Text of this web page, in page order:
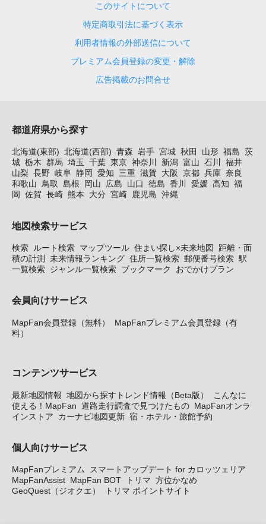
このサイトについて
特定商取引法に基づく表示
利用者情報の外部送信について
プレミアム会員登録の変更・解除
広告掲載のお問合せ
都道府県から探す
北海道(東部) 北海道(西部) 青森 岩手 宮城 秋田 山形 福島 茨
城 栃木 群馬 埼玉 千葉 東京 神奈川 新潟 富山 石川
福井
山梨 長野 岐阜 静岡 愛知 三重 滋賀 大阪 京都 兵庫 奈良
和歌山 鳥取 島根 岡山 広島 山口 徳島 香川 愛媛 高知 福
岡
佐賀 長崎 熊本 大分 宮崎 鹿児島 沖縄
地図検索サービス
検索 ルート検索 マップツール 住まい探し×未来地図
距離・面
積の計測
未来情報ランキング 住所一覧検索 郵便番号検索 駅
一覧検索 ジャンル一覧検索 ブックマーク おでかけプラン
会員向けサービス
MapFan会員登録（無料）
MapFanプレミアム会員登録（有
料）
コンテンツサービス
最新地図情報 地図から探すトレンド情報（Beta版）
こんなに
使える！MapFan 道路走行調査で見つけたもの MapFanオンラ
インストア
カーナビ地図更新 宿・ホテル・旅館予約
個人向けサービス
MapFanプレミアム
スマートアップデート for カロッツェリア
MapFanAssist MapFan BOT トリマ 方位かなめ
GeoQuest（ジオクエ）
トリマ ポイントサイト